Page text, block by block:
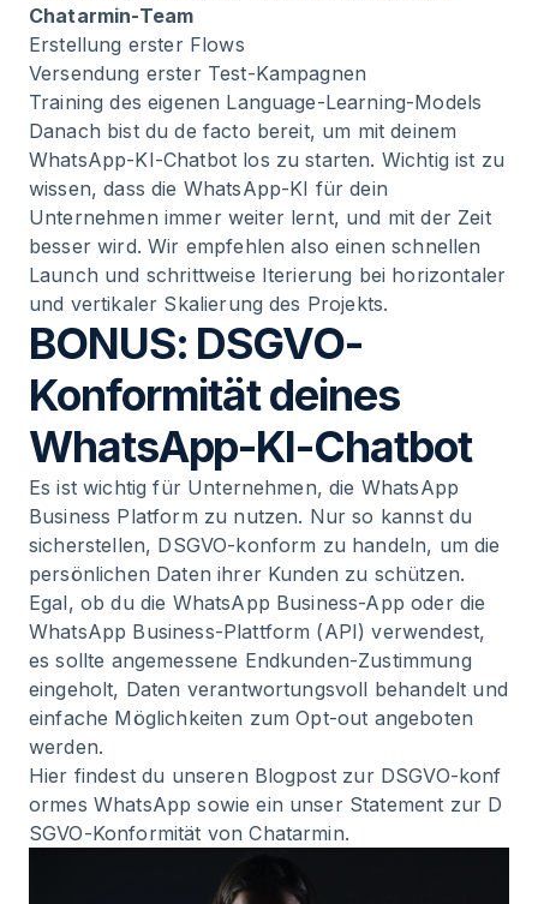
Chatarmin-Team
Erstellung erster Flows
Versendung erster Test-Kampagnen
Training des eigenen Language-Learning-Models
Danach bist du de facto bereit, um mit deinem
WhatsApp-KI-Chatbot los zu starten. Wichtig ist zu
wissen, dass die WhatsApp-KI für dein
Unternehmen immer weiter lernt, und mit der Zeit
besser wird. Wir empfehlen also einen schnellen
Launch und schrittweise Iterierung bei horizontaler
und vertikaler Skalierung des Projekts.
BONUS: DSGVO-
Konformität deines
WhatsApp-KI-Chatbot
Es ist wichtig für Unternehmen, die WhatsApp
Business Platform zu nutzen. Nur so kannst du
sicherstellen, DSGVO-konform zu handeln, um die
persönlichen Daten ihrer Kunden zu schützen.
Egal, ob du die WhatsApp Business-App oder die
WhatsApp Business-Plattform (API) verwendest,
es sollte angemessene Endkunden-Zustimmung
eingeholt, Daten verantwortungsvoll behandelt und
einfache Möglichkeiten zum Opt-out angeboten
werden.
Hier findest du unseren Blogpost zur DSGVO-konf
ormes WhatsApp sowie ein unser Statement zur D
SGVO-Konformität von Chatarmin.